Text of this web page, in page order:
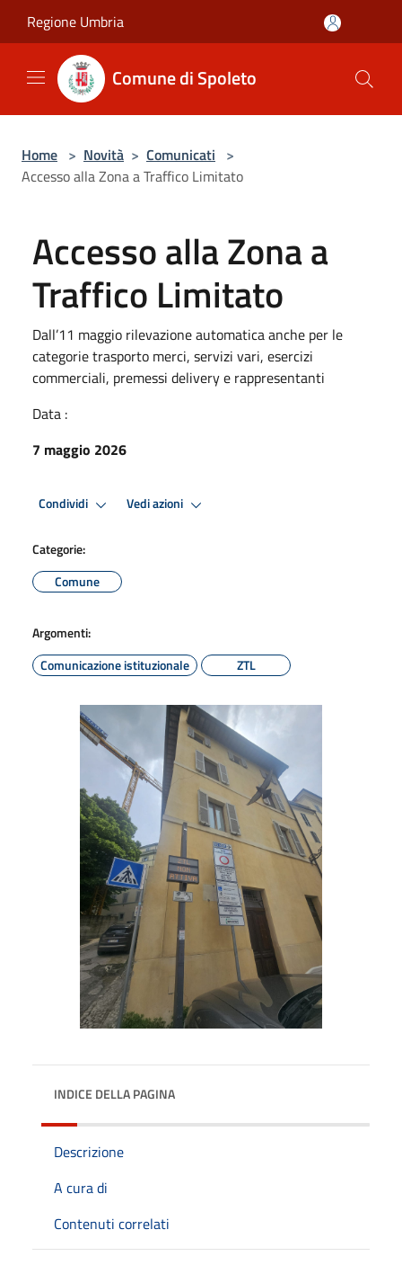
Regione Umbria
Comune di Spoleto
Home > Novità > Comunicati >
Accesso alla Zona a Traffico Limitato
Accesso alla Zona a
Traffico Limitato
Dall’11 maggio rilevazione automatica anche per le
categorie trasporto merci, servizi vari, esercizi
commerciali, premessi delivery e rappresentanti
Data :
7 maggio 2026
Condividi Vedi azioni
Categorie:
Comune
Argomenti:
Comunicazione istituzionale
ZTL
INDICE DELLA PAGINA
Descrizione
A cura di
Contenuti correlati